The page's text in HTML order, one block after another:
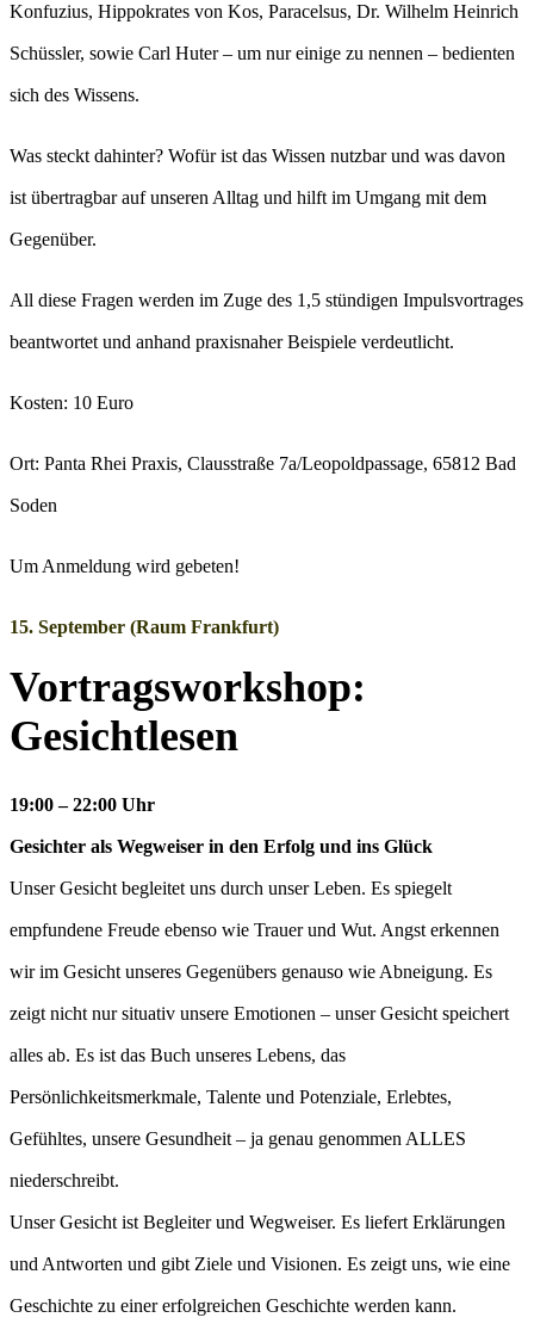
Konfuzius, Hippokrates von Kos, Paracelsus, Dr. Wilhelm Heinrich
Schüssler, sowie Carl Huter – um nur einige zu nennen – bedienten
sich des Wissens.
Was steckt dahinter? Wofür ist das Wissen nutzbar und was davon
ist übertragbar auf unseren Alltag und hilft im Umgang mit dem
Gegenüber.
All diese Fragen werden im Zuge des 1,5 stündigen Impulsvortrages
beantwortet und anhand praxisnaher Beispiele verdeutlicht.
Kosten: 10 Euro
Ort: Panta Rhei Praxis, Clausstraße 7a/Leopoldpassage, 65812 Bad
Soden
Um Anmeldung wird gebeten!
15. September (Raum Frankfurt)
Vortragsworkshop:
Gesichtlesen
19:00 – 22:00 Uhr
Gesichter als Wegweiser in den Erfolg und ins Glück
Unser Gesicht begleitet uns durch unser Leben. Es spiegelt
empfundene Freude ebenso wie Trauer und Wut. Angst erkennen
wir im Gesicht unseres Gegenübers genauso wie Abneigung. Es
zeigt nicht nur situativ unsere Emotionen – unser Gesicht speichert
alles ab. Es ist das Buch unseres Lebens, das
Persönlichkeitsmerkmale, Talente und Potenziale, Erlebtes,
Gefühltes, unsere Gesundheit – ja genau genommen ALLES
niederschreibt.
Unser Gesicht ist Begleiter und Wegweiser. Es liefert Erklärungen
und Antworten und gibt Ziele und Visionen. Es zeigt uns, wie eine
Geschichte zu einer erfolgreichen Geschichte werden kann.